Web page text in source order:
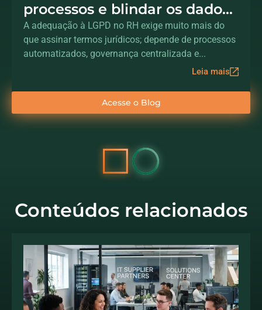
processos e blindar os dados
dos colaboradores
A adequação à LGPD no RH exige muito mais do
que assinar termos jurídicos; depende de processos
automatizados, governança centralizada e...
Leia mais
Acesse o Blog
Conteúdos relacionados